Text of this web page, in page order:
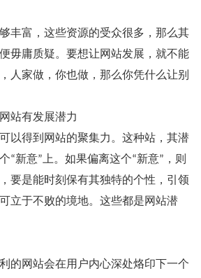
丰富，这些资源的受众很多，那么其
毋庸质疑。要想让网站发展，就不能
人家做，你也做，那么你凭什么让别
站有发展潜力
以得到网站的聚集力。这种站，其潜
“新意”上。如果偏离这个“新意”，则
要是能时刻保有其独特的个性，引领
立于不败的境地。这些都是网站潜
的网站会在用户内心深处烙印下一个